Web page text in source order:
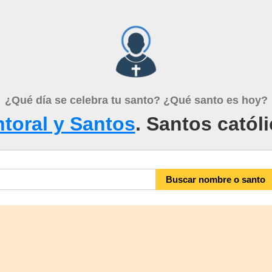
¿Qué día se celebra tu santo? ¿Qué santo es hoy?
y Santos. Santos